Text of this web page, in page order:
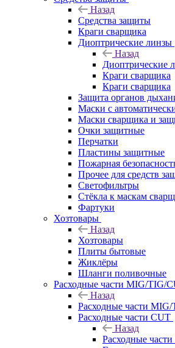
Назад
Средства защиты
Краги сварщика
Диоптрические линзы
Назад
Диоптрические
Краги сварщика
Краги сварщика
Защита органов
Маски с
Маски сварщика и
Очки защитные
Перчатки
Пластины защитные
Пожарная
Прочее для средств
Светофильтры
Стёкла к маскам
Фартуки
Хозтовары
Назад
Хозтовары
Плиты бытовые
Жиклёры
Шланги поливочные
Расходные части MIG/TIG/
Назад
Расходные части
Расходные части CUT
Назад
Расходные